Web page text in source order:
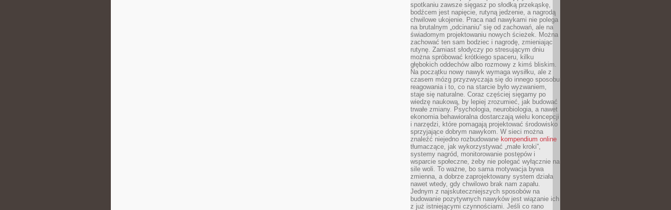
spotkaniu zawsze sięgasz po słodką przekąskę,
bodźcem jest napięcie, rutyną jedzenie, a nagrodą
chwilowe ukojenie. Praca nad nawykami nie polega
na brutalnym „odcinaniu” się od zachowań, ale na
świadomym projektowaniu nowych ścieżek. Można
zachować ten sam bodziec i nagrodę, zmieniając
rutynę. Zamiast słodyczy po stresującym dniu
można spróbować krótkiego spaceru, kilku
głębokich oddechów albo rozmowy z kimś bliskim.
Na początku nowy nawyk wymaga wysiłku, ale z
czasem mózg przyzwyczaja się do innego sposobu
reagowania i to, co na starcie było wyzwaniem,
staje się naturalne. Coraz częściej sięgamy po
wiedzę naukową, by lepiej zrozumieć, jak budować
trwałe zmiany. Psychologia, neurobiologia, a nawet
ekonomia behawioralna dostarczają wielu koncepcji
i narzędzi, które pomagają projektować środowisko
sprzyjające dobrym nawykom. W sieci można
znaleźć niejedno rozbudowane kompendium online
tłumaczące, jak wykorzystywać „małe kroki”,
systemy nagród, monitorowanie postępów i
wsparcie społeczne, żeby nie polegać wyłącznie na
sile woli. To ważne, bo sama motywacja bywa
zmienna, a dobrze zaprojektowany system działa
nawet wtedy, gdy chwilowo brak nam zapału.
Jednym z najskuteczniejszych sposobów na
budowanie pozytywnych nawyków jest wiązanie ich
z już istniejącymi czynnościami. Jeśli co rano